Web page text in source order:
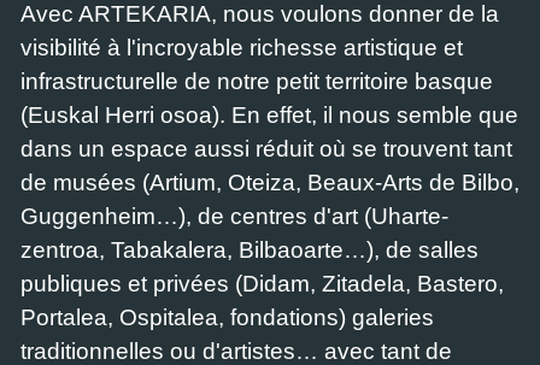
Avec ARTEKARIA, nous voulons donner de la
visibilité à l'incroyable richesse artistique et
infrastructurelle de notre petit territoire basque
(Euskal Herri osoa). En effet, il nous semble que
dans un espace aussi réduit où se trouvent tant
de musées (Artium, Oteiza, Beaux-Arts de Bilbo,
Guggenheim…), de centres d'art (Uharte-
zentroa, Tabakalera, Bilbaoarte…), de salles
publiques et privées (Didam, Zitadela, Bastero,
Portalea, Ospitalea, fondations) galeries
traditionnelles ou d'artistes… avec tant de